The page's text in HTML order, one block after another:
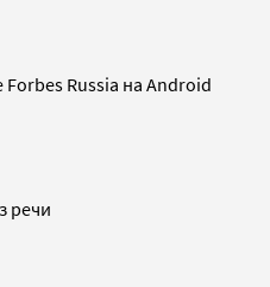
Russia на Android
речи